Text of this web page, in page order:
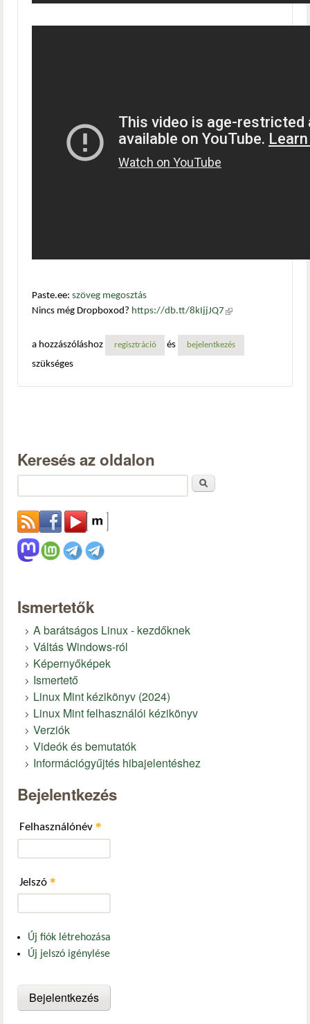
Paste.ee: szöveg megosztás
Nincs még Dropboxod? https://db.tt/8kIjjJQ7 (külső
a hozzászóláshoz
regisztráció és bejelentkezés
szükséges
Keresés az oldalon
Ismertetők
A barátságos Linux - kezdőknek
Váltás Windows-ról
Képernyőképek
Ismertető
Linux Mint kézikönyv (2024)
Linux Mint felhasználói kézikönyv
Verziók
Videók és bemutatók
Információgyűjtés hibajelentéshez
Bejelentkezés
Felhasználónév *
Jelszó *
Új fiók létrehozása
Új jelszó igénylése